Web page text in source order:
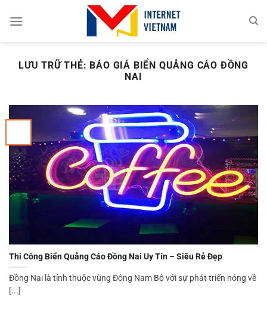
đến
LƯU TRỮ THẺ: BÁO GIÁ BIỂN QUẢNG CÁO ĐỒNG
NAI
Thi Công Biển Quảng Cáo Đồng Nai Uy Tín – Siêu Rẻ Đẹp
Đồng Nai là tỉnh thuộc vùng Đông Nam Bộ với sự phát triển nóng về
[...]